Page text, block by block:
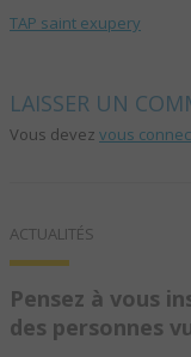
TAP saint exupery
LAISSER UN
Vous devez vous
ACTUALITÉS
Pensez à vous
des personnes